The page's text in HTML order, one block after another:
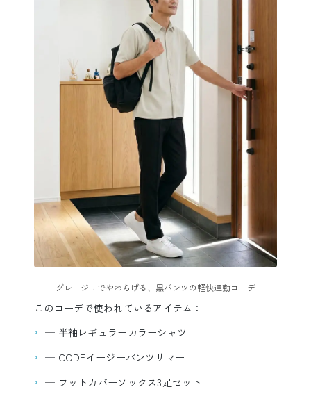
グレージュでやわらげる、黒パンツの軽快通勤コーデ
このコーデで使われているアイテム：
— 半袖レギュラーカラーシャツ
— CODEイージーパンツサマー
— フットカバーソックス3足セット